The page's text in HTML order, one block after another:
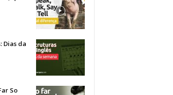
Dias da
So